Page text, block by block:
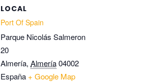
LOCAL
Port Of Spain
Parque Nicolás Salmeron
20
Almería, Almería04002
España + Google Map